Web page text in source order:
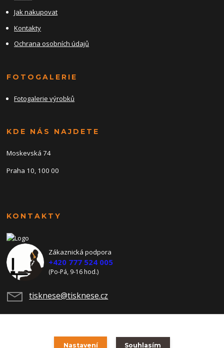
Jak nakupovat
Kontakty
Ochrana osobních údajů
FOTOGALERIE
Fotogalerie výrobků
KDE NÁS NAJDETE
Moskevská 74
Praha 10, 100 00
KONTAKTY
Zákaznická podpora
+420 777 524 005
(Po-Pá, 9-16 hod.)
tisknese@tisknese.cz
Nastavení Souhlasím